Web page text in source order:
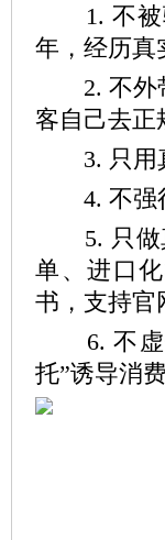
1. 不被
年，经历真
2. 不外
客自己去正
3. 只用
4. 不强
5. 只做
单、进口
书，支持官
6. 不虚
托”诱导消费